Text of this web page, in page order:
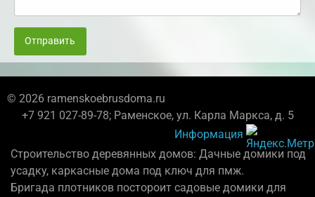
Отправить
© 2026 ramenskoebrusdoma.ru
+7 921 027-89-78; Раменское, ул. Карла Маркса, д. 5
Информация
Строительство деревянных домов: Дачные домики под
усадку, каркасные дома под ключ для пмж.
Бригада плотников постороит садовые домики для